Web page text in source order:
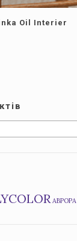
Oil Interier
АВРОРА